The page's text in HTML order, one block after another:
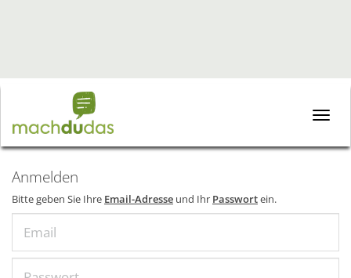
Toggle
Anmelden
Bitte geben Sie Ihre Email-Adresse und Ihr Passwortein.